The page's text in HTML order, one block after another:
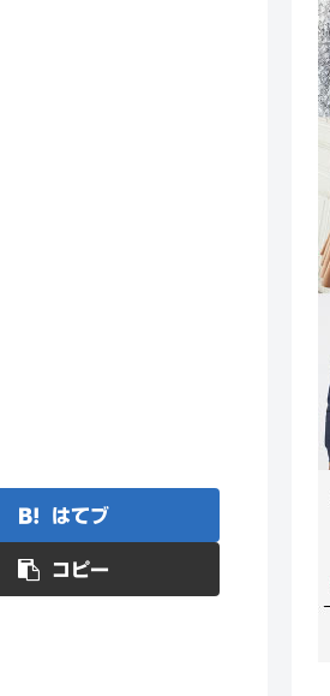
はてブ
コピー